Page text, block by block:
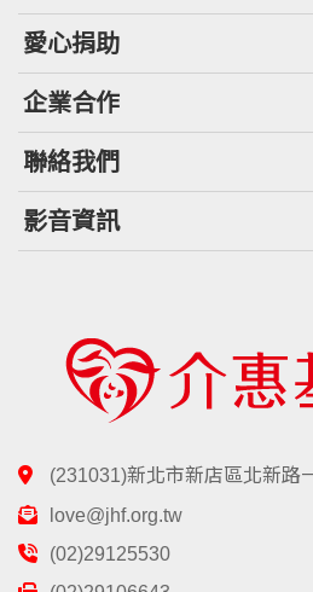
愛心捐助
企業合作
聯絡我們
影音資訊
(231031)新北市新店區北新路
love@jhf.org.tw
(02)29125530